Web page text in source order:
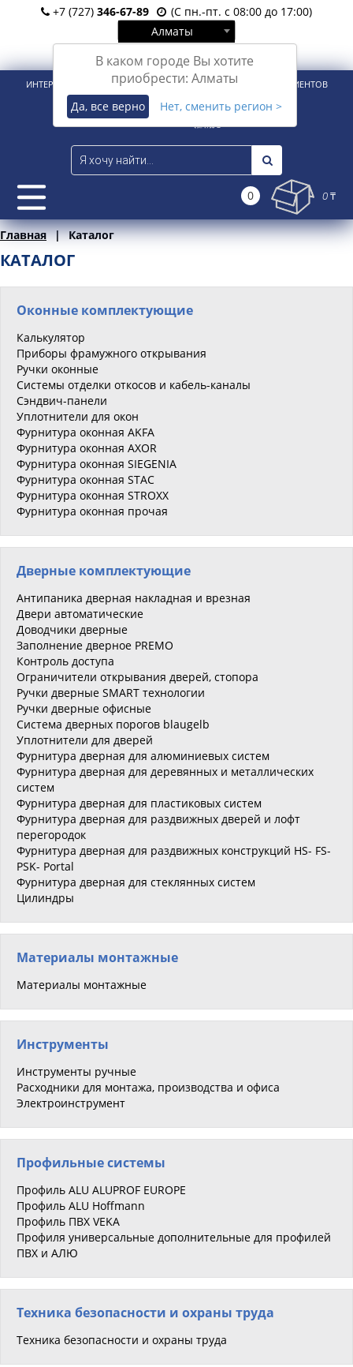
+7 (727) 346-67-89
(С пн.-пт. с 08:00 до 17:00)
Алматы
В каком городе Вы хотите
приобрести: Алматы
Да, все верно Нет, сменить регион >
Вход Регистрация
ИНТЕРНЕТ-МАГАЗИН ДЛЯ РОЗНИЧНЫХ И КОРПОРАТИВНЫХ КЛИЕНТОВ
0 0 ₸
Главная Каталог
КАТАЛОГ
Оконные комплектующие
Калькулятор
Приборы фрамужного открывания
Ручки оконные
Системы отделки откосов и кабель-каналы
Сэндвич-панели
Уплотнители для окон
Фурнитура оконная AKFA
Фурнитура оконная AXOR
Фурнитура оконная SIEGENIA
Фурнитура оконная STAC
Фурнитура оконная STROXX
Фурнитура оконная прочая
Дверные комплектующие
Антипаника дверная накладная и врезная
Двери автоматические
Доводчики дверные
Заполнение дверное PREMO
Контроль доступа
Ограничители открывания дверей, стопора
Ручки дверные SMART технологии
Ручки дверные офисные
Система дверных порогов blaugelb
Уплотнители для дверей
Фурнитура дверная для алюминиевых систем
Фурнитура дверная для деревянных и металлических
систем
Фурнитура дверная для пластиковых систем
Фурнитура дверная для раздвижных дверей и лофт
перегородок
Фурнитура дверная для раздвижных конструкций HS- FS-
PSK- Portal
Фурнитура дверная для стеклянных систем
Цилиндры
Материалы монтажные
Материалы монтажные
Инструменты
Инструменты ручные
Расходники для монтажа, производства и офиса
Электроинструмент
Профильные системы
Профиль ALU ALUPROF EUROPE
Профиль ALU Hoffmann
Профиль ПВХ VEKA
Профиля универсальные дополнительные для профилей
ПВХ и АЛЮ
Техника безопасности и охраны труда
Техника безопасности и охраны труда